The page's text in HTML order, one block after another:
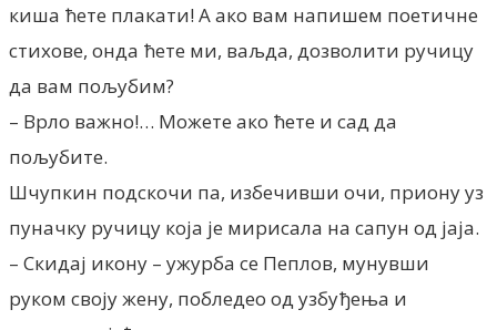
киша ћете плакати! А ако вам напишем поетичне
стихове, онда ћете ми, ваљда, дозволити ручицу
да вам пољубим?
– Врло важно!… Можете ако ћете и сад да
пољубите.
Шчупкин подскочи па, избечивши очи, приону уз
пуначку ручицу која је мирисала на сапун од јаја.
– Скидај икону – ужурба се Пеплов, мунувши
руком своју жену, побледео од узбуђења и